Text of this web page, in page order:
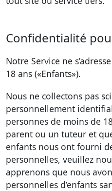
Confidentialité
Notre Service ne
18 ans («Enfants»).
Nous ne collectons pas
personnellement
personnes de moins de
parent ou un tuteur et
enfants nous ont fourni
personnelles, veuillez
apprenons que nous
personnelles d’enfants